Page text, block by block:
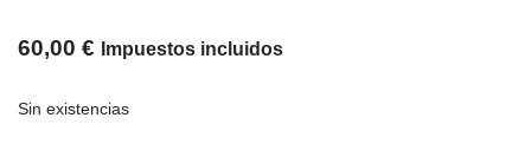
60,00 € Impuestos incluidos
Sin existencias